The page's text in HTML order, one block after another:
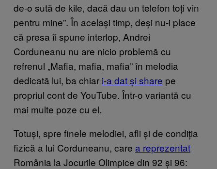
de-o sută de kile, dacă dau un telefon toți vin
pentru mine”. În același timp, deși nu-i place
că presa îi spune interlop, Andrei
Corduneanu nu are nicio problemă cu
refrenul „Mafia, mafia, mafia” în melodia
dedicată lui, ba chiar i-a dat și share pe
propriul cont de YouTube. Într-o variantă cu
mai multe poze cu el.
Totuși, spre finele melodiei, afli și de condiția
fizică a lui Corduneanu, care a reprezentat
România la Jocurile Olimpice din 92 și 96: